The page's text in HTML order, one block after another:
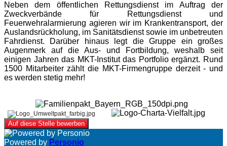
Neben dem öffentlichen Rettungsdienst im Auftrag der
Zweckverbände für Rettungsdienst und
Feuerwehralarmierung agieren wir im Krankentransport, der
Auslandsrückholung, im Sanitätsdienst sowie im unbetreuten
Fahrdienst. Darüber hinaus legt die Gruppe ein großes
Augenmerk auf die Aus- und Fortbildung, weshalb seit
einigen Jahren das MKT-Institut das Portfolio ergänzt. Rund
1500 Mitarbeiter zählt die MKT-Firmengruppe derzeit - und
es werden stetig mehr!
Auf diese Stelle bewerben
Powered by Personio